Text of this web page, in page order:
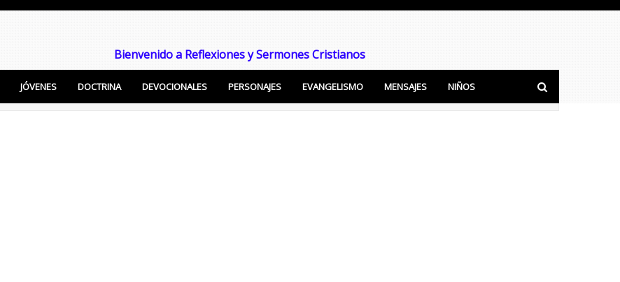
Bienvenido a Reflexiones y Sermones Cristianos
Enseñanzas Cristianas, Sermones, Temas Bíblicos para predicar y Enseñar
JÓVENES DOCTRINA DEVOCIONALES PERSONAJES EVANGELISMO MENSAJES NIÑOS